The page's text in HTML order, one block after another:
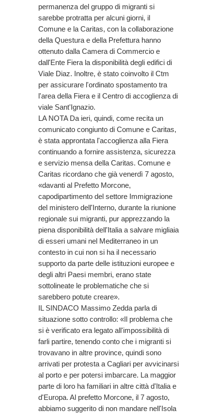
permanenza del gruppo di migranti si
sarebbe protratta per alcuni giorni, il
Comune e la Caritas, con la collaborazione
della Questura e della Prefettura hanno
ottenuto dalla Camera di Commercio e
dall'Ente Fiera la disponibilità degli edifici di
Viale Diaz. Inoltre, è stato coinvolto il Ctm
per assicurare l'ordinato spostamento tra
l'area della Fiera e il Centro di accoglienza di
viale Sant'Ignazio.
LA NOTA Da ieri, quindi, come recita un
comunicato congiunto di Comune e Caritas,
è stata approntata l'accoglienza alla Fiera
continuando a fornire assistenza, sicurezza
e servizio mensa della Caritas. Comune e
Caritas ricordano che già venerdì 7 agosto,
«davanti al Prefetto Morcone,
capodipartimento del settore Immigrazione
del ministero dell'Interno, durante la riunione
regionale sui migranti, pur apprezzando la
piena disponibilità dell'Italia a salvare migliaia
di esseri umani nel Mediterraneo in un
contesto in cui non si ha il necessario
supporto da parte delle istituzioni europee e
degli altri Paesi membri, erano state
sottolineate le problematiche che si
sarebbero potute creare».
IL SINDACO Massimo Zedda parla di
situazione sotto controllo: «Il problema che
si è verificato era legato all'impossibilità di
farli partire, tenendo conto che i migranti si
trovavano in altre province, quindi sono
arrivati per protesta a Cagliari per avvicinarsi
al porto e per potersi imbarcare. La maggior
parte di loro ha familiari in altre città d'Italia e
d'Europa. Al prefetto Morcone, il 7 agosto,
abbiamo suggerito di non mandare nell'Isola